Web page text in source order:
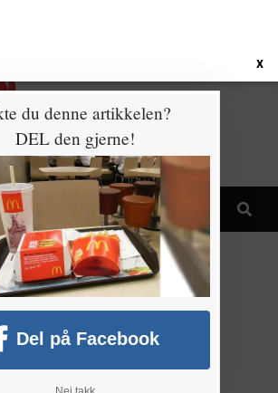
X
du denne artikkelen?
DEL den gjerne!
Del på Facebook